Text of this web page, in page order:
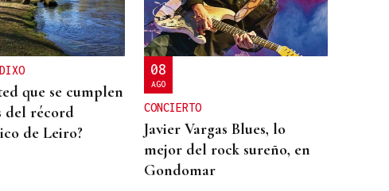
que se cumplen
del récord
de Leiro?
08
AGO
CONCIERTO
Javier Vargas Blues, lo
mejor del rock sureño, en
Gondomar